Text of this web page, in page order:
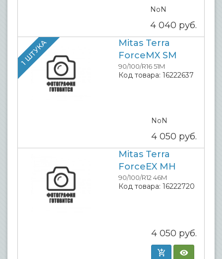
NoN
4 040 руб.
1 ШТУКА
Mitas Terra
ForceMX SM
90/100/R16 51M
Код товара: 16222637
NoN
4 050 руб.
Mitas Terra
ForceEX MH
90/100/R12 46M
Код товара: 16222720
4 050 руб.